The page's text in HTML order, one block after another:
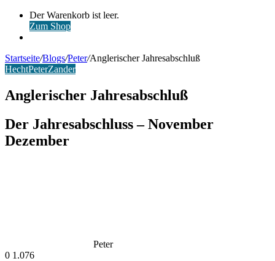
Warenkorb
ansehen
Der Warenkorb ist leer.
Zum Shop
Startseite/Blogs/Peter/Anglerischer Jahresabschluß
HechtPeterZander
Anglerischer Jahresabschluß
Der Jahresabschluss – November
Dezember
Peter
0 1.076